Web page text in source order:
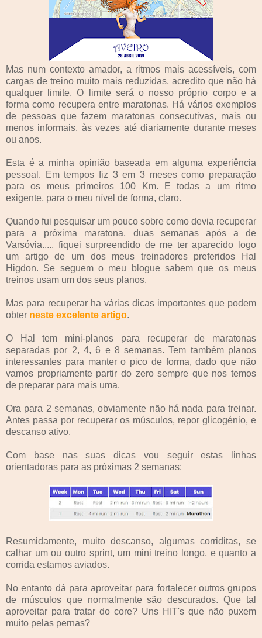
Mas num contexto amador, a ritmos mais acessíveis, com
cargas de treino muito mais reduzidas, acredito que não há
qualquer limite. O limite será o nosso próprio corpo e a
forma como recupera entre maratonas. Há vários exemplos
de pessoas que fazem maratonas consecutivas, mais ou
menos informais, às vezes até diariamente durante meses
ou anos.
Esta é a minha opinião baseada em alguma experiência
pessoal. Em tempos fiz 3 em 3 meses como preparação
para os meus primeiros 100 Km. E todas a um ritmo
exigente, para o meu nível de forma, claro.
Quando fui pesquisar um pouco sobre como devia recuperar
para a próxima maratona, duas semanas após a de
Varsóvia...., fiquei surpreendido de me ter aparecido logo
um artigo de um dos meus treinadores preferidos Hal
Higdon. Se seguem o meu blogue sabem que os meus
treinos usam um dos seus planos.
Mas para recuperar ha várias dicas importantes que podem
obter neste excelente artigo.
O Hal tem mini-planos para recuperar de maratonas
separadas por 2, 4, 6 e 8 semanas. Tem também planos
interessantes para manter o pico de forma, dado que não
vamos propriamente partir do zero sempre que nos temos
de preparar para mais uma.
Ora para 2 semanas, obviamente não há nada para treinar.
Antes passa por recuperar os músculos, repor glicogénio, e
descanso ativo.
Com base nas suas dicas vou seguir estas linhas
orientadoras para as próximas 2 semanas:
Resumidamente, muito descanso, algumas corriditas, se
calhar um ou outro sprint, um mini treino longo, e quanto a
corrida estamos aviados.
No entanto dá para aproveitar para fortalecer outros grupos
de músculos que normalmente são descurados. Que tal
aproveitar para tratar do core? Uns HIT's que não puxem
muito pelas pernas?